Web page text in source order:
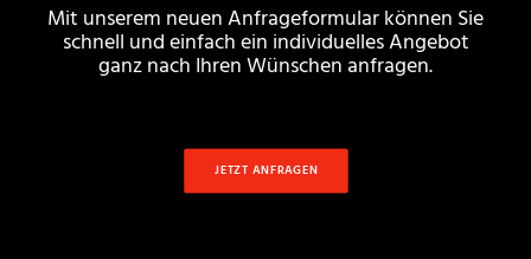
Mit unserem neuen Anfrageformular können Sie
schnell und einfach ein individuelles Angebot
ganz nach Ihren Wünschen anfragen.
JETZT ANFRAGEN